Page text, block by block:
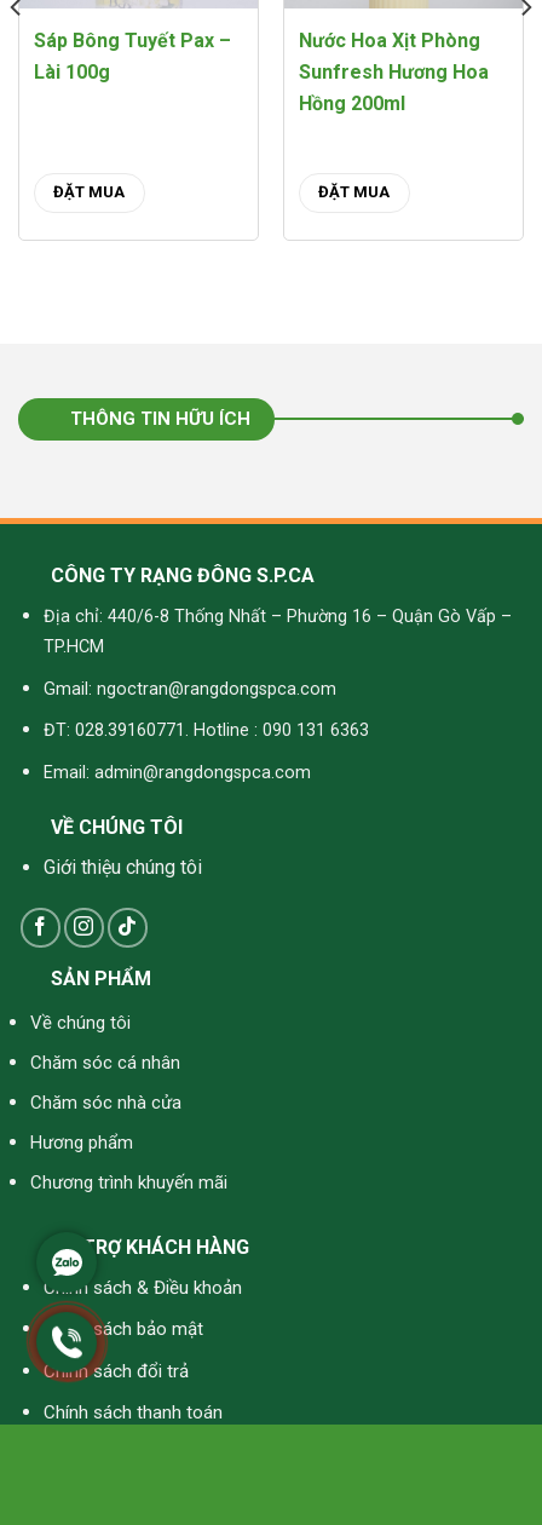
Sáp Bông Tuyết Pax –
Lài 100g
ĐẶT MUA
Nước Hoa Xịt Phòng
Sunfresh Hương Hoa
Hồng 200ml
ĐẶT MUA
THÔNG TIN HỮU ÍCH
CÔNG TY RẠNG ĐÔNG S.P.CA
Địa chỉ: 440/6-8 Thống Nhất – Phường 16 – Quận Gò Vấp –
TP.HCM
Gmail: ngoctran@rangdongspca.com
ĐT: 028.39160771. Hotline : 090 131 6363
Email: admin@rangdongspca.com
VỀ CHÚNG TÔI
Giới thiệu chúng tôi
SẢN PHẨM
Về chúng tôi
Chăm sóc cá nhân
Chăm sóc nhà cửa
Hương phẩm
Chương trình khuyến mãi
HỖ TRỢ KHÁCH HÀNG
Chính sách & Điều khoản
Chính sách bảo mật
Chính sách đổi trả
Chính sách thanh toán